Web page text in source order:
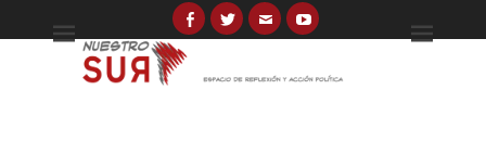
Facebook
TwitterEmailYouTube
Espacio de reflexión y acción política